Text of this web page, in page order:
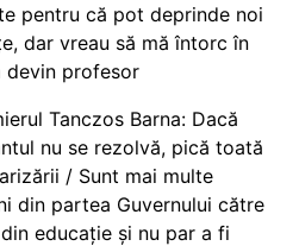
pentru că pot deprinde noi
dar vreau să mă întorc în
devin profesor
Tanczos Barna: Dacă
nu se rezolvă, pică toată
/ Sunt mai multe
din partea Guvernului către
educație și nu par a fi